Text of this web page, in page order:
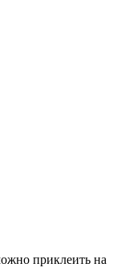
приклеить на